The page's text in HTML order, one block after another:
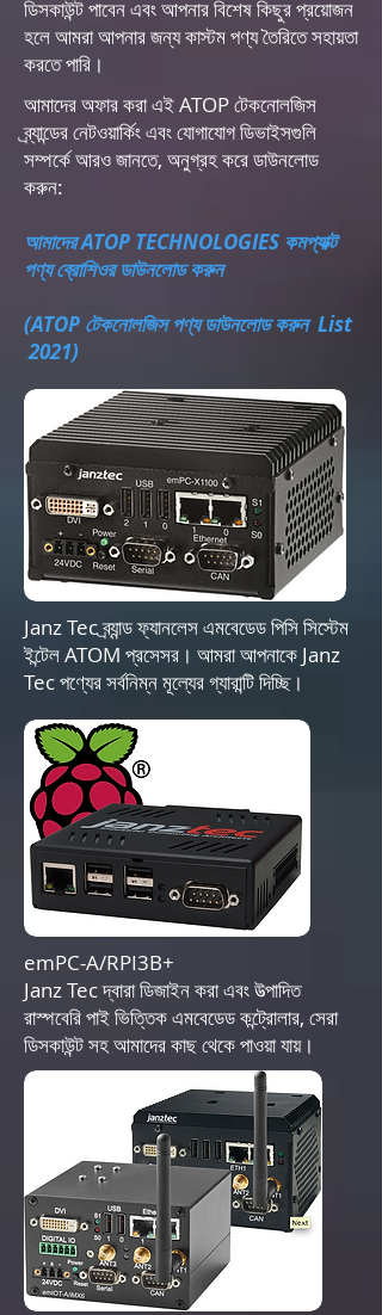
ডিসকাউন্ট পাবেন এবং আপনার বিশেষ কিছুর প্রয়োজন
হলে আমরা আপনার জন্য কাস্টম পণ্য তৈরিতে সহায়তা
করতে পারি।
আমাদের অফার করা এই ATOP টেকনোলজিস
ব্র্যান্ডের নেটওয়ার্কিং এবং যোগাযোগ ডিভাইসগুলি
সম্পর্কে আরও জানতে, অনুগ্রহ করে ডাউনলোড
করুন:
আমাদের ATOP TECHNOLOGIES কমপ্যাক্ট
পণ্য ব্রোশিওর ডাউনলোড করুন
(ATOP টেকনোলজিস পণ্য ডাউনলোড করুন List
2021)
Janz Tec ব্র্যান্ড ফ্যানলেস এমবেডেড পিসি সিস্টেম
ইন্টেল ATOM প্রসেসর। আমরা আপনাকে Janz
Tec পণ্যের সর্বনিম্ন মূল্যের গ্যারান্টি দিচ্ছি।
emPC-A/RPI3B+
Janz Tec দ্বারা ডিজাইন করা এবং উত্পাদিত
রাস্পবেরি পাই ভিত্তিক এমবেডেড কন্ট্রোলার, সেরা
ডিসকাউন্ট সহ আমাদের কাছ থেকে পাওয়া যায়।